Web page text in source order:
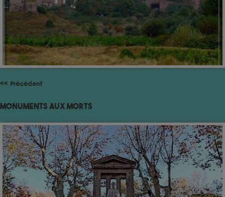
<< Précédent
Monuments aux morts